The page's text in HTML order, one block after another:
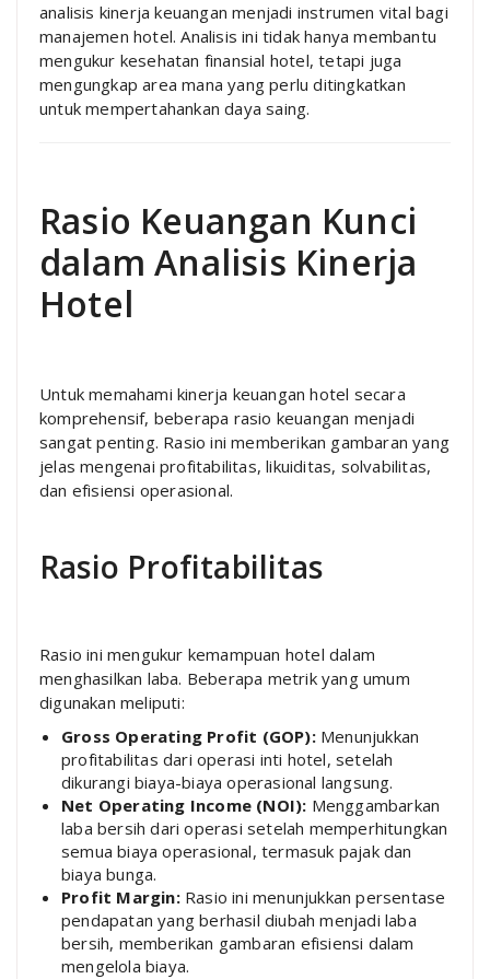
analisis kinerja keuangan menjadi instrumen vital bagi
manajemen hotel. Analisis ini tidak hanya membantu
mengukur kesehatan finansial hotel, tetapi juga
mengungkap area mana yang perlu ditingkatkan
untuk mempertahankan daya saing.
Rasio Keuangan Kunci
dalam Analisis Kinerja
Hotel
Untuk memahami kinerja keuangan hotel secara
komprehensif, beberapa rasio keuangan menjadi
sangat penting. Rasio ini memberikan gambaran yang
jelas mengenai profitabilitas, likuiditas, solvabilitas,
dan efisiensi operasional.
Rasio Profitabilitas
Rasio ini mengukur kemampuan hotel dalam
menghasilkan laba. Beberapa metrik yang umum
digunakan meliputi:
Gross Operating Profit (GOP):Menunjukkan
profitabilitas dari operasi inti hotel, setelah
dikurangi biaya-biaya operasional langsung.
Net Operating Income (NOI): Menggambarkan
laba bersih dari operasi setelah memperhitungkan
semua biaya operasional, termasuk pajak dan
biaya bunga.
Profit Margin:Rasio ini menunjukkan persentase
pendapatan yang berhasil diubah menjadi laba
bersih, memberikan gambaran efisiensi dalam
mengelola biaya.